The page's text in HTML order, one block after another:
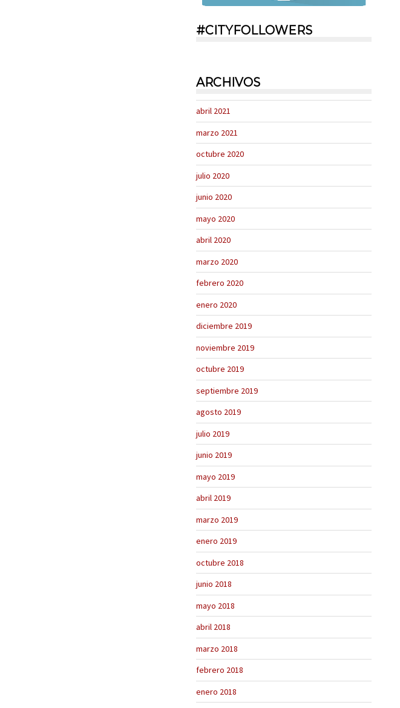
#CITYFOLLOWERS
ARCHIVOS
abril 2021
marzo 2021
octubre 2020
julio 2020
junio 2020
mayo 2020
abril 2020
marzo 2020
febrero 2020
enero 2020
diciembre 2019
noviembre 2019
octubre 2019
septiembre 2019
agosto 2019
julio 2019
junio 2019
mayo 2019
abril 2019
marzo 2019
enero 2019
octubre 2018
junio 2018
mayo 2018
abril 2018
marzo 2018
febrero 2018
enero 2018